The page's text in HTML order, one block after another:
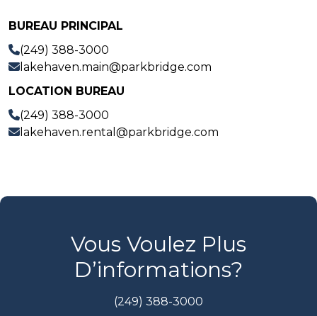
BUREAU PRINCIPAL
(249) 388-3000
lakehaven.main@parkbridge.com
LOCATION BUREAU
(249) 388-3000
lakehaven.rental@parkbridge.com
Vous Voulez Plus
D’informations?
(249) 388-3000